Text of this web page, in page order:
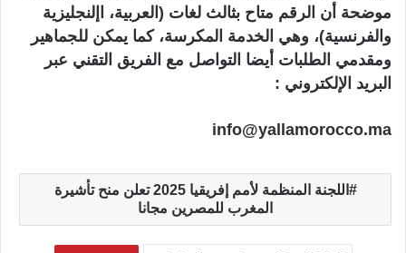
موضحة أن الرقم متاح بثالث لغات (العربية، اإلنجليزية
والفرنسية)، وهي الخدمة المكرسة، كما يمكن للجماهير
ومقدمي الطلبات أيضا التواصل مع الفريق التقني عبر
البريد الإلكتروني :
info@yallamorocco.ma
اللجنة المنظمة لأمم إفريقيا 2025 تعلن منح تأشيرة
المغرب للمصرين مجانا